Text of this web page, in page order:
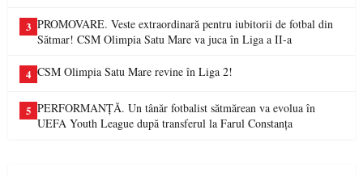
3 PROMOVARE. Veste extraordinară pentru iubitorii de fotbal din
Sătmar! CSM Olimpia Satu Mare va juca în Liga a II-a
4 CSM Olimpia Satu Mare revine în Liga 2!
5 PERFORMANȚĂ. Un tânăr fotbalist sătmărean va evolua în
UEFA Youth League după transferul la Farul Constanța